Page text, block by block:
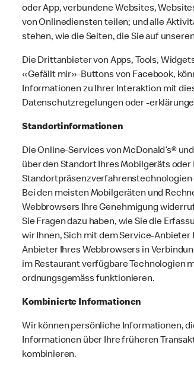
oder App, verbundene Websites,
von Onlinediensten teilen; und alle
stehen, wie die Seiten, die Sie auf
Die Drittanbieter von Apps, Tools,
«Gefällt mir»-Buttons von Facebook,
Informationen zu Ihrer Interaktion mit
Datenschutzregelungen oder -
Standortinformationen
Die Online-Services von McDonald’s®
über den Standort Ihres Mobilgeräts
Standortpräsenzverfahrenstechnologien
Bei den meisten Mobilgeräten und
Webbrowsers Ihre Genehmigung
Sie Fragen dazu haben, wie Sie die
wir Ihnen, Sich mit dem Service-
Anbieter Ihres Webbrowsers in
im Restaurant verfügbare Technologien
ordnungsgemäss funktionieren.
Kombinierte Informationen
Wir können persönliche Informationen,
Informationen über Ihre früheren
kombinieren.